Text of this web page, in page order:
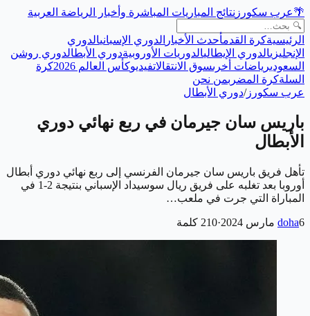
🌴عرب سكورز نتائج المباريات المباشرة وأخبار الرياضة العربية
الرئيسيةكرة القدمأحدث الأخبار الدوري الإسبانيالدوري
الإنجليزيالدوري الإيطاليالدوريات الأوروبيةدوري الأبطالدوري روشن
السعوديرياضات أخرىسوق الانتقالاتفيديوكأس العالم 2026
كرة
السلةكرة المضربمن نحن
عرب سكورز/دوري الأبطال
باريس سان جيرمان في ربع نهائي دوري
الأبطال
تأهل فريق باريس سان جيرمان الفرنسي إلى ربع نهائي دوري أبطال
أوروبا بعد تغلبه على فريق ريال سوسيداد الإسباني بنتيجة 2-1 في
المباراة التي جرت في ملعب…
doha6 مارس 2024 ·
210 كلمة